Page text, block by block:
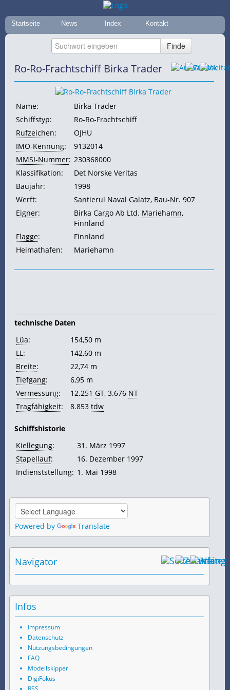
Startseite News Index Kontakt
Ro-Ro-Frachtschiff Birka Trader
Name:
Birka Trader
Schiffstyp:
Ro-Ro-Frachtschiff
Rufzeichen:
OJHU
IMO-Kennung:
9132014
MMSI-Nummer: 230368000
Klassifikation:
Det Norske Veritas
Baujahr:
1998
Werft:
Santierul Naval Galatz, Bau-Nr. 907
Eigner: Birka Cargo Ab Ltd. Mariehamn,
Finnland
Flagge:
Finnland
Heimathafen:
Mariehamn
technische Daten
Lüa:
154,50 m
LL:
142,60 m
Breite:
22,74 m
Tiefgang:
6,95 m
Vermessung: 12.251 GT, 3.676 NT
Tragfähigkeit: 8.853 tdw
Schiffshistorie
Kiellegung:
31. März 1997
Stapellauf:
16. Dezember 1997
Indienststellung: 1. Mai 1998
Powered by Translate
Navigator
Infos
Impressum
Datenschutz
Nutzungsbedingungen
FAQ
Modellskipper
DigiFokus